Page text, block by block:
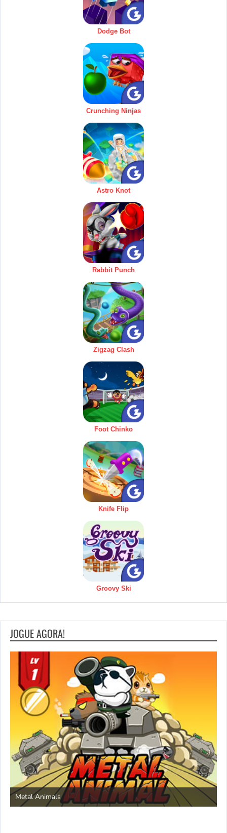
Dodge Bot
Crunching Ninjas
Astro Knot
Rabbit Punch
Zigzag Clash
Foot Chinko
Knife Flip
Groovy Ski
JOGUE AGORA!
Metal Animals